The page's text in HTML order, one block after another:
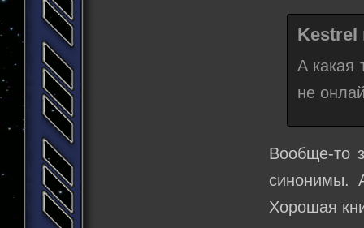
Kestrel
А какая
не
Вообще-то
синонимы.
Хорошая